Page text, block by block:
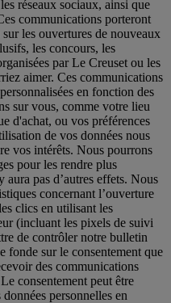
réseaux sociaux, ainsi que
communications porteront
les ouvertures de nouveaux
les concours, les
par Le Creuset ou les
aimer. Ces communications
en fonction des
sur vous, comme votre lieu
d'achat, ou vos préférences
de vos données nous
vos intérêts. Nous pourrons
pour les rendre plus
aura pas d’autres effets. Nous
concernant l’ouverture
clics en utilisant les
(incluant les pixels de suivi
de contrôler notre bulletin
fonde sur le consentement que
des communications
consentement peut être
personnelles en